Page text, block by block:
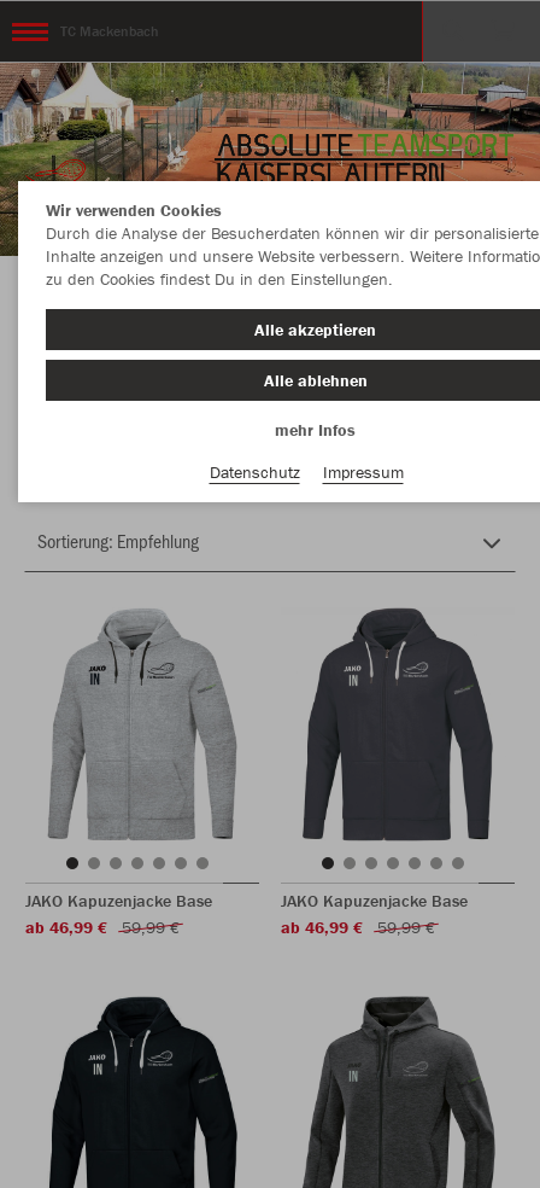
TC Mackenbach
Herzlich Willkommen im Teamshop TC
Mackenbach
JAKO Kapuzenjacke Base
ab 46,99 €
59,99 €
JAKO Kapuzenjacke Base
ab 46,99 €
59,99 €
Wir verwenden Cookies
Durch die Analyse der Besucherdaten können wir dir personalisierte
Inhalte anzeigen und unsere Website verbessern. Weitere
zu den Cookies findest Du in den Einstellungen.
Alle akzeptieren
Alle ablehnen
mehr Infos
Datenschutz
Impressum